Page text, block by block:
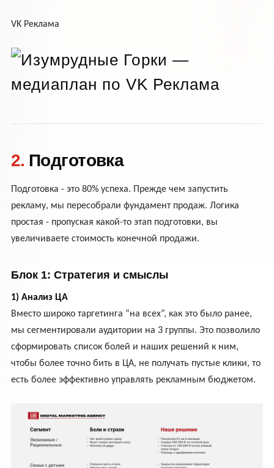
VK Реклама
2. Подготовка
Подготовка - это 80% успеха. Прежде чем запустить
рекламу, мы пересобрали фундамент продаж. Логика
простая - пропуская какой-то этап подготовки, вы
увеличиваете стоимость конечной продажи.
Блок 1: Стратегия и смыслы
1) Анализ ЦА
Вместо широко таргетинга “на всех”, как это было ранее,
мы сегментировали аудитории на 3 группы. Это позволило
сформировать список болей и наших решений к ним,
чтобы более точно бить в ЦА, не получать пустые клики, то
есть более эффективно управлять рекламным бюджетом.